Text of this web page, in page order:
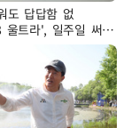
도 답답함 없
트라', 일주일 써보